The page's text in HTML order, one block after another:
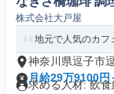
株式会社大戸屋
地元で人気のカフ
神奈川県逗子市
月給29万9100
求める人材: 飲食